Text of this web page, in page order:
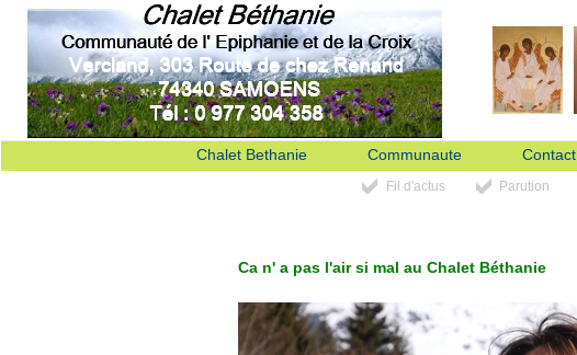
Chalet Bethanie Communaute Contact
Fil d'actus Parution
Ca n' a pas l'air si mal au Chalet Béthanie